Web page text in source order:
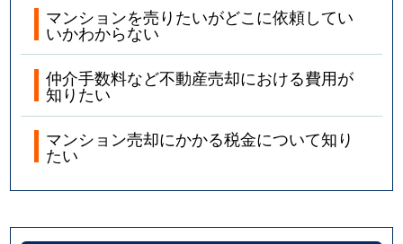
マンションを売りたいがどこに依頼してい
いかわからない
仲介手数料など不動産売却における費用が
知りたい
マンション売却にかかる税金について知り
たい